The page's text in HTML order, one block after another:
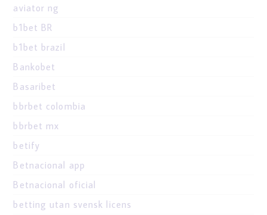
aviator ng
b1bet BR
b1bet brazil
Bankobet
Basaribet
bbrbet colombia
bbrbet mx
betify
Betnacional app
Betnacional oficial
betting utan svensk licens